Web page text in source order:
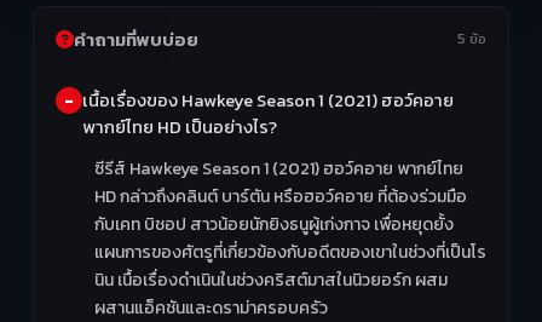
คำถามที่พบบ่อย 5 ข้อ
เนื้อเรื่องของ Hawkeye Season 1 (2021) ฮอว์คอาย
พากย์ไทย HD เป็นอย่างไร?
ซีรีส์ Hawkeye Season 1 (2021) ฮอว์คอาย พากย์ไทย
HD กล่าวถึงคลินต์ บาร์ตัน หรือฮอว์คอาย ที่ต้องร่วมมือ
กับเคท บิชอป สาวน้อยนักยิงธนูผู้เก่งกาจ เพื่อหยุดยั้ง
แผนการของศัตรูที่เกี่ยวข้องกับอดีตของเขาในช่วงที่เป็นโร
นิน เนื้อเรื่องดำเนินในช่วงคริสต์มาสในนิวยอร์ก ผสม
ผสานแอ็คชันและดราม่าครอบครัว